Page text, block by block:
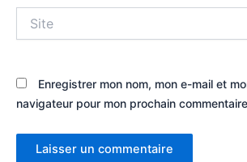
Enregistrer mon nom, mon e-mail et
navigateur pour mon prochain